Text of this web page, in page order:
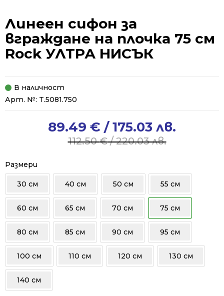
Линеен сифон за
вграждане на плочка 75 см
Rock УЛТРА НИСЪК
В наличност
Арт. №: T.5081.750
112.50€/ 220.03 лв.
112.50 €
/
220.03 лв..
89.49 € / 175.03 лв.
89.49 €
/
175.03 лв..
Размери
30 см 40 см 50 см 55 см
60 см 65 см 70 см 75 см
80 см 85 см 90 см 95 см
100 см 110 см 120 см 130 см
140 см